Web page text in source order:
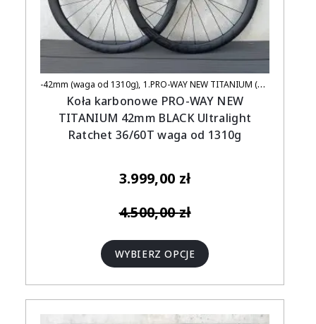
-42mm (waga od 1310g) 1.PRO-WAY NEW TITANIUM (UCI APPROVED)
Koła karbonowe PRO-WAY NEW
TITANIUM 42mm BLACK Ultralight
Ratchet 36/60T waga od 1310g
3.999,00 zł
4.500,00zł
WYBIERZ OPCJE